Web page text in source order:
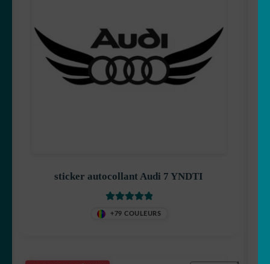
sticker autocollant Audi 7 YNDTI
+79 COULEURS